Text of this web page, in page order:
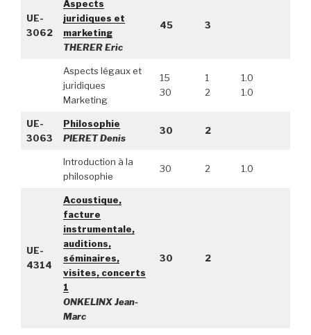
UE-
3062
Aspects
juridiques et
marketing
THERER Eric
45 3
Aspects légaux et
juridiques
Marketing
15
30
1
2
1.0
1.0
UE-
3063
Philosophie
PIERET Denis
30 2
Introduction à la
philosophie
30 2 1.0
UE-
4314
Acoustique,
facture
instrumentale,
auditions,
séminaires,
visites, concerts
1
ONKELINX Jean-
Marc
30 2